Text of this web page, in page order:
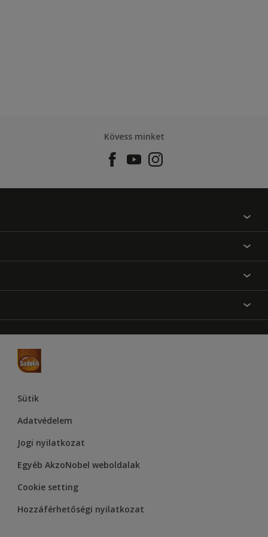
Kövess minket
Üzlet kereső
Inspiráció
Hozzáférhetőség
Dulux
Supralux
Sütik
Adatvédelem
Jogi nyilatkozat
Egyéb AkzoNobel weboldalak
Cookie setting
Hozzáférhetőségi nyilatkozat